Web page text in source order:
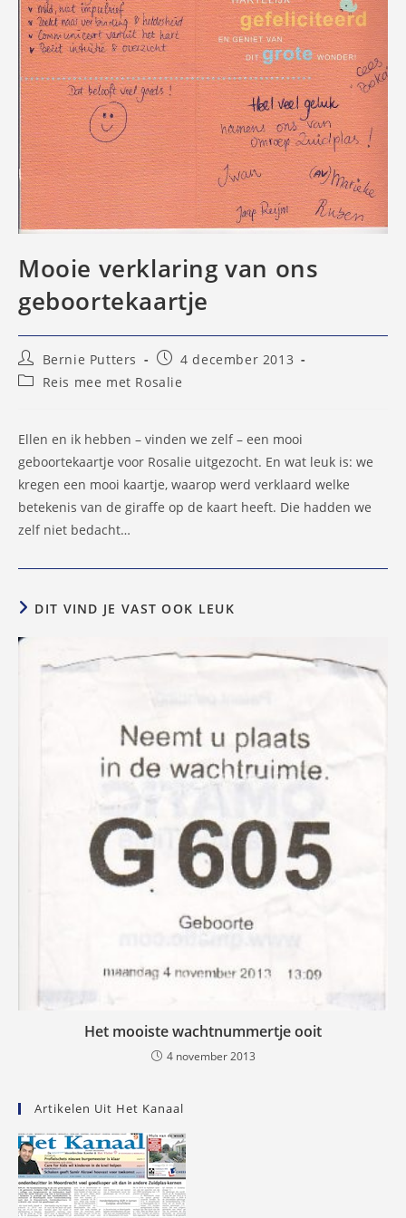
Mooie verklaring van ons
geboortekaartje
Bericht
auteur:
Bernie Putters
Bericht
gepubliceerd
op:
4 december 2013
Berichtcategorie:
Reis mee met Rosalie
Ellen en ik hebben – vinden we zelf – een mooi
geboortekaartje voor Rosalie uitgezocht. En wat leuk is: we
kregen een mooi kaartje, waarop werd verklaard welke
betekenis van de giraffe op de kaart heeft. Die hadden we
zelf niet bedacht…
DIT VIND JE VAST OOK LEUK
Het mooiste wachtnummertje ooit
4 november 2013
Artikelen Uit Het Kanaal